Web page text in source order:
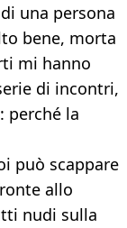
una persona
bene, morta
mi hanno
di incontri,
perché la
può scappare
allo
nudi sulla